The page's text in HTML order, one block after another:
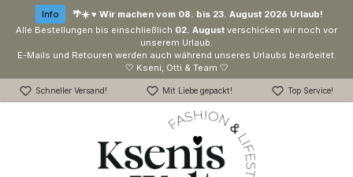
Zum Hauptinhalt springen
Info
🌴☀️ ♥ Wir machen vom 08. bis 23. August 2026 Urlaub!
Alle Bestellungen bis einschließlich 02. August verschicken wir noch vor
unserem Urlaub.
E-Mails und Retouren werden auch während unseres Urlaubs bearbeitet.
🤍 Kseni, Otti & Team 🤍
Schneller Versand! Mit Liebe gepackt! Top Service!